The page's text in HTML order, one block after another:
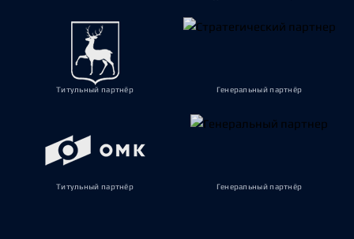
Титульный партнёр Генеральный партнёр
Титульный партнёр Генеральный партнёр